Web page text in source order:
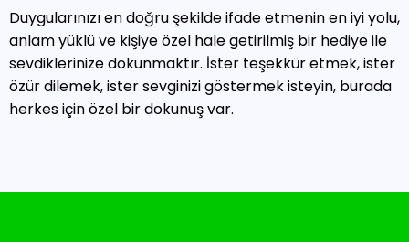
Duygularınızı en doğru şekilde ifade etmenin en iyi yolu,
anlam yüklü ve kişiye özel hale getirilmiş bir hediye ile
sevdiklerinize dokunmaktır. İster teşekkür etmek, ister
özür dilemek, ister sevginizi göstermek isteyin, burada
herkes için özel bir dokunuş var.